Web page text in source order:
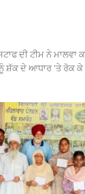
ਦੀ ਟੀਮ ਨੇ ਮਾਲਵਾ
ਸ਼ੱਕ ਦੇ ਆਧਾਰ 'ਤੇ ਰੋਕ ਕੇ